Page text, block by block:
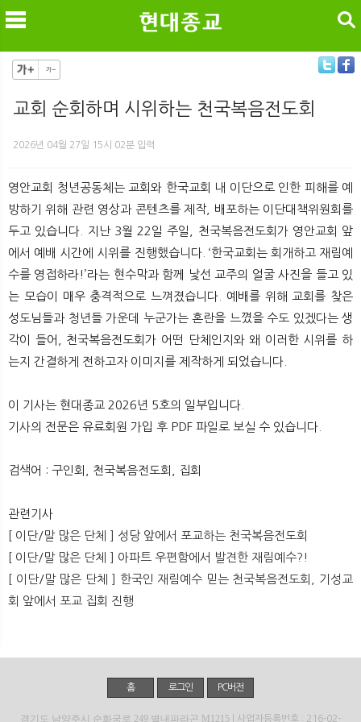
검색
교회 순회하며 시위하는 천국복음전도회
2026년 04월 27일 15시 02분 입력
영안교회 청년공동체는 교회와 한국교회 내 이단으로 인한 피해를 예
방하기 위해 관련 영상과 콘텐츠를 제작, 배포하는 이단대책위원회를
두고 있습니다. 지난 3월 22일 주일, 천국복음전도회가 영안교회 앞
에서 예배 시간에 시위를 진행했습니다. ‘한국교회는 회개하고 재림예
수를 영접하라!’라는 현수막과 함께 낯선 교주의 얼굴 사진을 들고 있
는 모습이 매우 충격적으로 느껴졌습니다. 예배를 위해 교회를 찾은
성도님들과 청년들 가운데 누군가는 혼란을 느꼈을 수도 있겠다는 생
각이 들어, 천국복음전도회가 어떤 단체인지와 왜 이러한 시위를 하
는지 간결하게 전하고자 이미지를 제작하게 되었습니다.
이 기사는 현대종교 2026년 5호의 일부입니다.
기사의 전문은 유료회원 가입 후 PDF 파일로 보실 수 있습니다.
검색어 : 구인회, 천국복음전도회, 집회
관련기사
[ 이단/말 많은 단체 ] 성당 앞에서 포교하는 천국복음전도회
[ 이단/말 많은 단체 ] 아파트 우편함에서 발견한 재림예수?!
[ 이단/말 많은 단체 ] 한국인 재림예수 믿는 천국복음전도회, 기성교
회 앞에서 포교 집회 진행
홈 로그인 PC버전
경기도 남양주시 순화궁로 249 별내파라곤 M1215 | 사업자등록번호 : 216-02-